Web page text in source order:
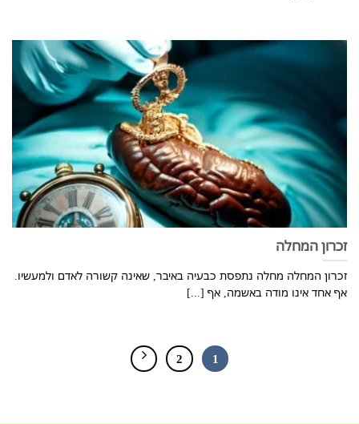
זכרון המחלה
זכרון המחלה מחלה נתפסת כבעיה באיבר, שאינה קשורה לאדם ולמעשיו.
אף אחד אינו מודה באשמה, אף [...]
1
2